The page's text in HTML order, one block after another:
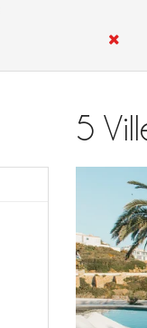
5